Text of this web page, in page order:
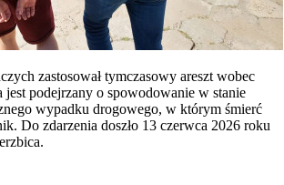
zastosował tymczasowy areszt wobec
jest podejrzany o spowodowanie w stanie
wypadku drogowego, w którym śmierć
Do zdarzenia doszło 13 czerwca 2026 roku